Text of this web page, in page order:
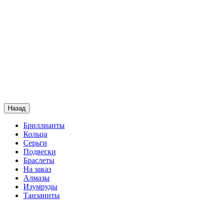
Назад
Бриллианты
Кольца
Серьги
Подвески
Браслеты
На заказ
Алмазы
Изумруды
Танзаниты